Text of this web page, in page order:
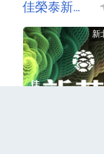
佳榮泰新花開
新